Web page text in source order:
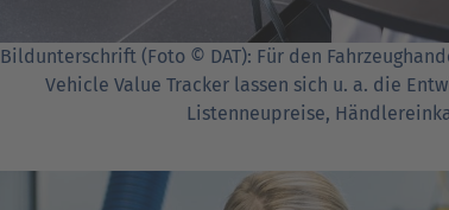
Bildunterschrift (Foto © DAT): Für den
Vehicle Value Tracker lassen sich u. a. die
Listenneupreise,